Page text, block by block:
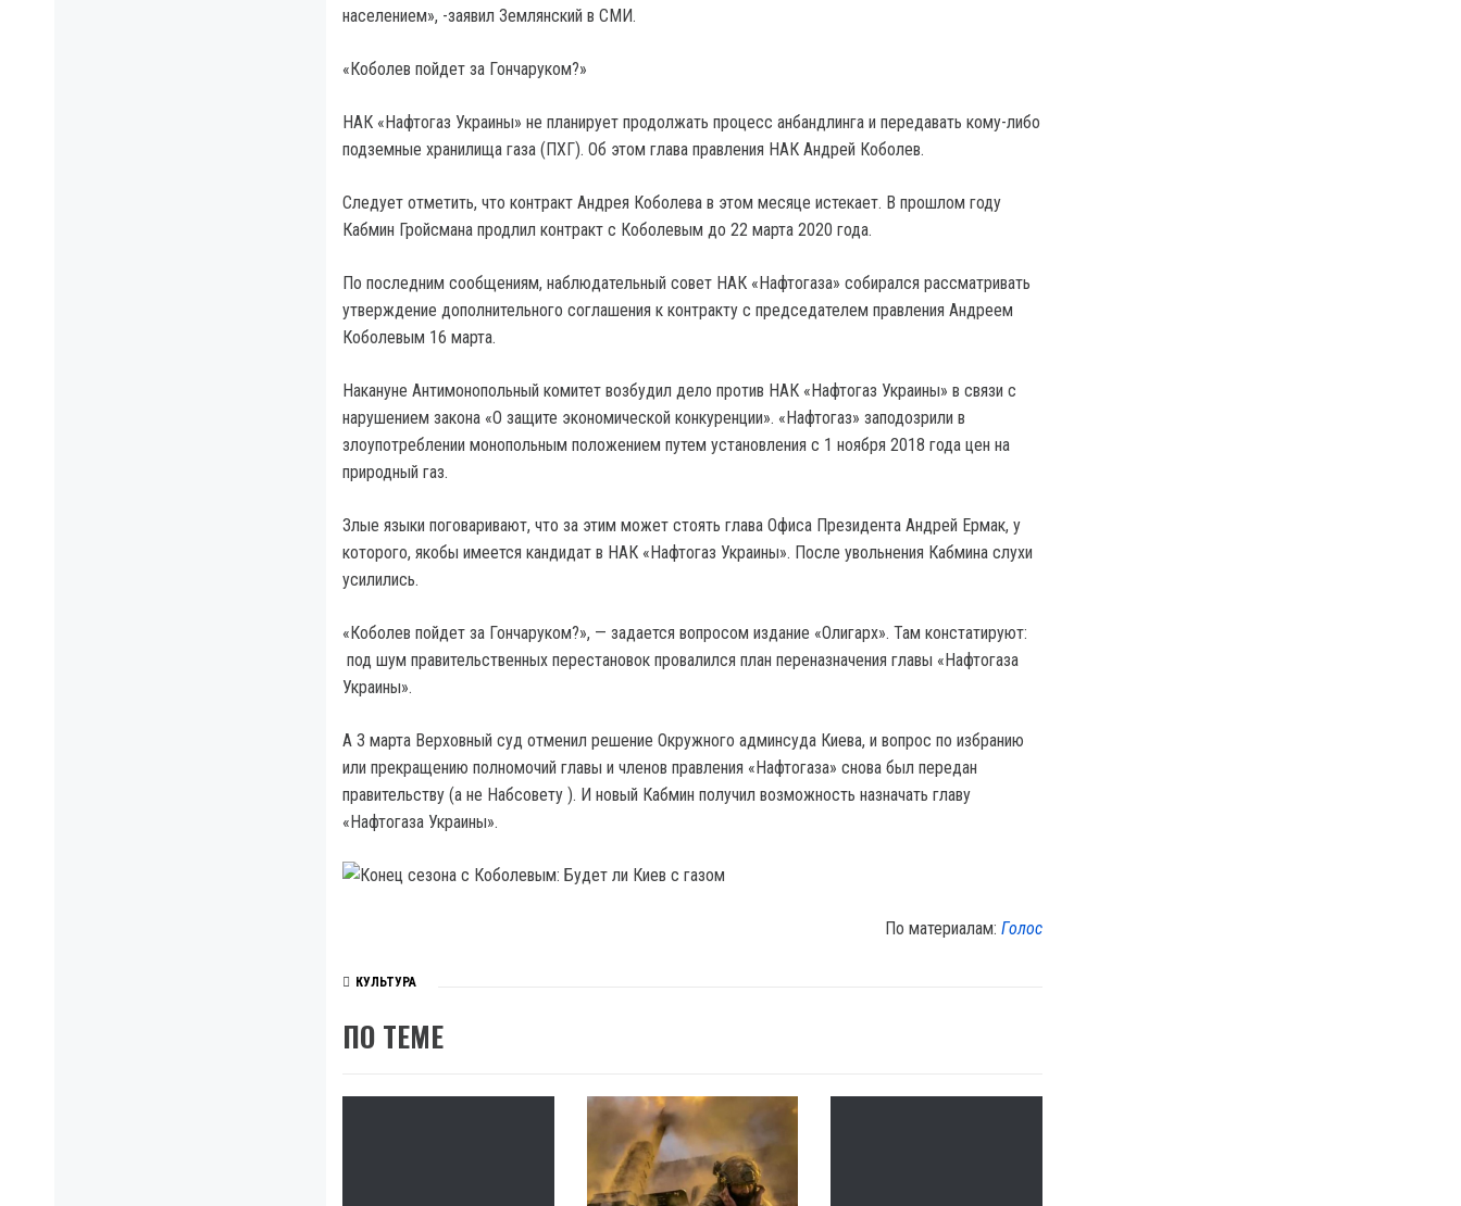
населением», -заявил Землянский в СМИ.
«Коболев пойдет за Гончаруком?»
НАК «Нафтогаз Украины» не планирует продолжать процесс анбандлинга и передавать кому-либо
подземные хранилища газа (ПХГ). Об этом глава правления НАК Андрей Коболев.
Следует отметить, что контракт Андрея Коболева в этом месяце истекает. В прошлом году
Кабмин Гройсмана продлил контракт с Коболевым до 22 марта 2020 года.
По последним сообщениям, наблюдательный совет НАК «Нафтогаза» собирался рассматривать
утверждение дополнительного соглашения к контракту с председателем правления Андреем
Коболевым 16 марта.
Накануне Антимонопольный комитет возбудил дело против НАК «Нафтогаз Украины» в связи с
нарушением закона «О защите экономической конкуренции». «Нафтогаз» заподозрили в
злоупотреблении монопольным положением путем установления с 1 ноября 2018 года цен на
природный газ.
Злые языки поговаривают, что за этим может стоять глава Офиса Президента Андрей Ермак, у
которого, якобы имеется кандидат в НАК «Нафтогаз Украины». После увольнения Кабмина слухи
усилились.
«Коболев пойдет за Гончаруком?», — задается вопросом издание «Олигарх». Там констатируют:
под шум правительственных перестановок провалился план переназначения главы «Нафтогаза
Украины».
А 3 марта Верховный суд отменил решение Окружного админсуда Киева, и вопрос по избранию
или прекращению полномочий главы и членов правления «Нафтогаза» снова был передан
правительству (а не Набсовету ). И новый Кабмин получил возможность назначать главу
«Нафтогаза Украины».
По материалам:Голос
КУЛЬТУРА
ПО ТЕМЕ